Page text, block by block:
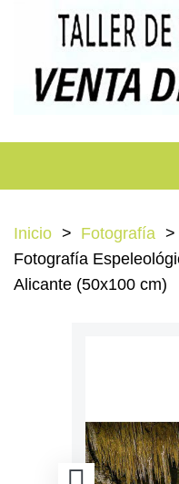
Inicio
Fotografía
Fotografía
Alicante (50x100 cm)